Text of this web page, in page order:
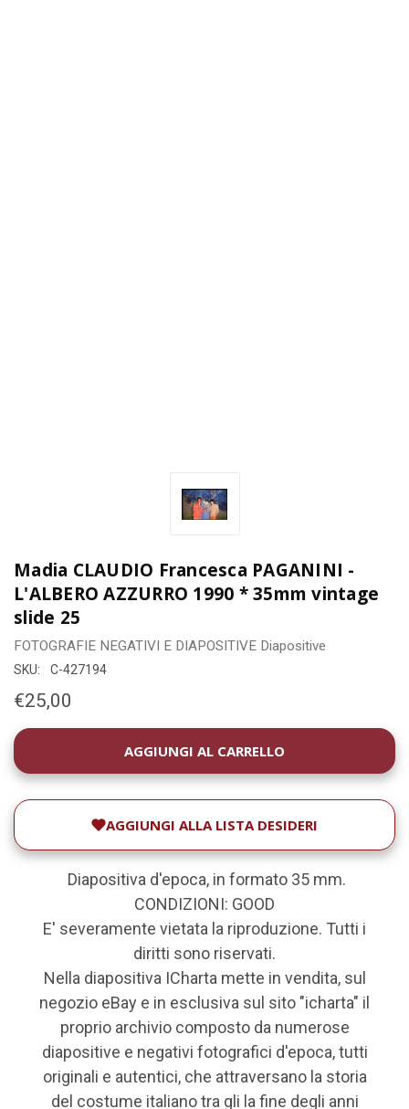
Madia CLAUDIO Francesca PAGANINI -
L'ALBERO AZZURRO 1990 * 35mm vintage
slide 25
FOTOGRAFIE NEGATIVI E DIAPOSITIVE Diapositive
SKU: C-427194
€25,00
DISPONIBILITÀ
ATTUALE:
AGGIUNGI ALLA LISTA DESIDERI
Diapositiva d'epoca, in formato 35 mm.
CONDIZIONI: GOOD
E' severamente vietata la riproduzione. Tutti i
diritti sono riservati.
Nella diapositiva ICharta mette in vendita, sul
negozio eBay e in esclusiva sul sito "icharta" il
proprio archivio composto da numerose
diapositive e negativi fotografici d'epoca, tutti
originali e autentici, che attraversano la storia
del costume italiano tra gli la fine degli anni